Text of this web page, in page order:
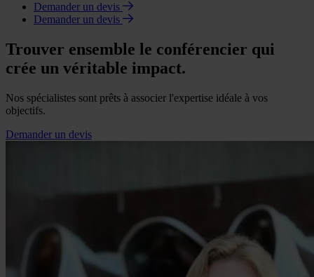
Demander un devis
Demander un devis
Trouver ensemble le conférencier qui
crée un véritable impact.
Nos spécialistes sont prêts à associer l'expertise idéale à vos
objectifs.
Demander un devis